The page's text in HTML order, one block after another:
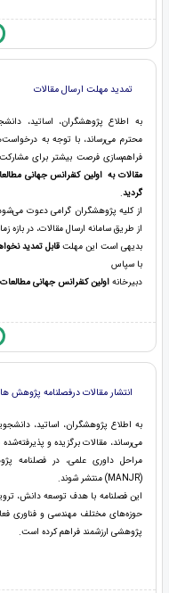
تمدید مهلت ارسال مقالات
به اطلاع پژوهشگران، اساتید،
محترم می‌رساند، با توجه به
فراهم‌سازی فرصت بیشتر برای
مقالات بهاولین کنفرانس جهانی
گردید.
از کلیه پژوهشگران گرامی دعوت
از طریق سامانه ارسال مقالات، در بازه
بدیهی است این مهلتقابل تمدید
با سپاس
دبیرخانهاولین کنفرانس جهانی
انتشار مقالات درفصلنامه پژوهش
به اطلاع پژوهشگران، اساتید،
می‌رساند، مقالات برگزیده و
مراحل داوری علمی، در فصلنامه
(MANJR) منتشر شوند.
این فصلنامه با هدف توسعه دانش،
حوزه‌های مختلف مهندسی و فناوری
پژوهشی ارزشمند فراهم کرده است.